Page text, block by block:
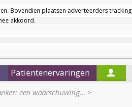
Bovendien plaatsen adverteerders tracking
akkoord.
a
a
Nieuwsbrief
Startpagina
Patiëntenervaringen
een waarschuwing… >